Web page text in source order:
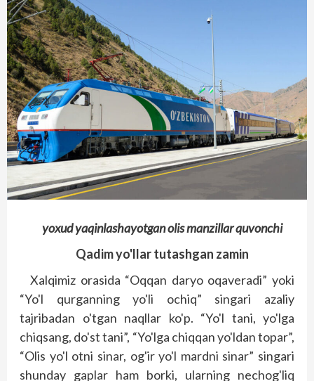
yoxud yaqinlashayotgan olis manzillar quvonchi
Qadimyo'llar tutashgan zamin
Xalqimiz orasida “Oqqan daryo oqaveradi” yoki
“Yo'l qurganning yo'li ochiq” singari azaliy
tajribadan o'tgan naqllar ko'p. “Yo'l tani, yo'lga
chiqsang, do'st tani”, “Yo'lga chiqqan yo'ldan topar”,
“Olis yo'l otni sinar, og'ir yo'l mardni sinar” singari
shunday gaplar ham borki, ularning nechog'liq